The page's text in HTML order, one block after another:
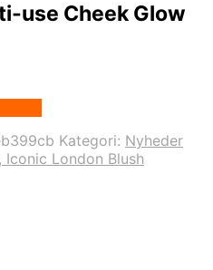
use Cheek Glow
Kategori: Nyheder
Iconic London Blush